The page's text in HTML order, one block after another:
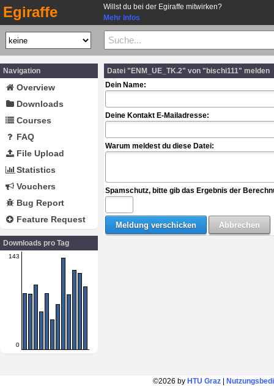
Egiraffe
Willst du bei der Egiraffe mitwirken?
Mehr Infos
Navigation
Overview
Downloads
Courses
FAQ
File Upload
Statistics
Vouchers
Bug Report
Feature Request
Downloads pro Tag
143
0
Datei "ENM_UE_TK.2" von "bischi111" melden
Dein Name:
Deine Kontakt E-Mailadresse:
Warum meldest du diese Datei:
Spamschutz, bitte gib das Ergebnis der
©2026 by HTU Graz|